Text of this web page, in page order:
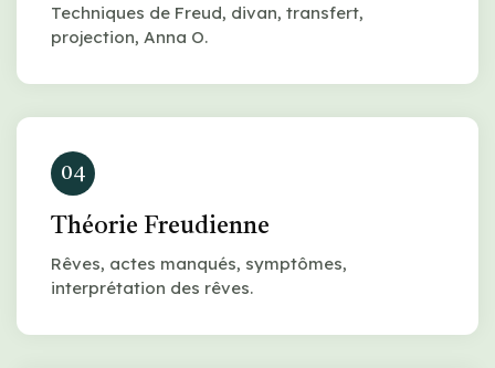
Techniques de Freud, divan, transfert,
projection, Anna O.
04
Théorie Freudienne
Rêves, actes manqués, symptômes,
interprétation des rêves.